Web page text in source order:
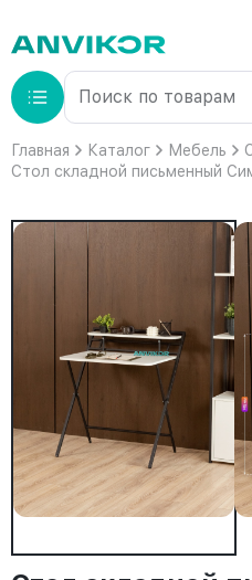
Главная Каталог Мебель
Стол складной письменный